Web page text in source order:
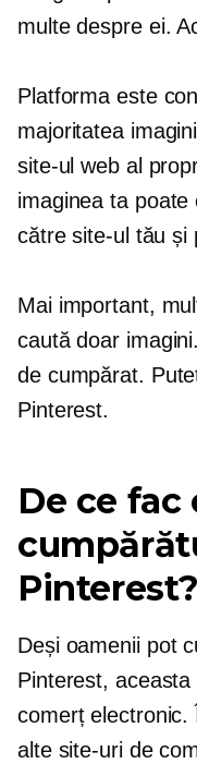
multe despre ei.
Platforma este
majoritatea
site-ul web al
imaginea ta poate
către site-ul tău și
Mai important,
caută doar
de cumpărat.
Pinterest.
De ce fac
Pinterest?
Deși oamenii pot
Pinterest,
comerț electronic.
alte site-uri de